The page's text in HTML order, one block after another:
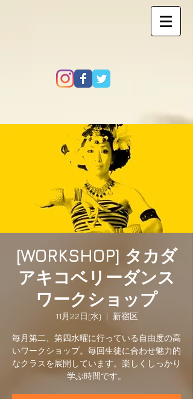
[WORKSHOP] タカダ
アキコベリーダンス
ワークショップ
11月22日(水)
  |
新宿区
毎月第二、第四水曜に行っている自由度の高
いワークショップ。毎回生徒に合わせ魅力的
なクラスを展開しています。楽しくしっかり
学ぶ時間です。